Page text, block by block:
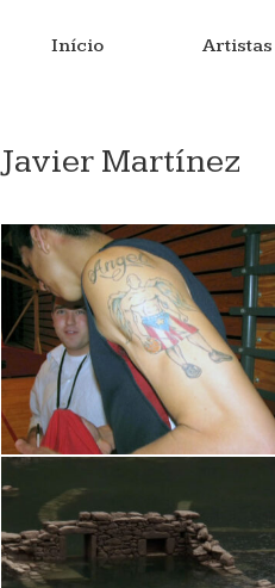
Início Artistas
Javier Martínez